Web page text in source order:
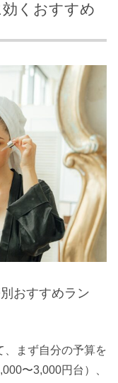
効くおすすめ
おすすめラン
、まず自分の予算を
〜3,000円台）、